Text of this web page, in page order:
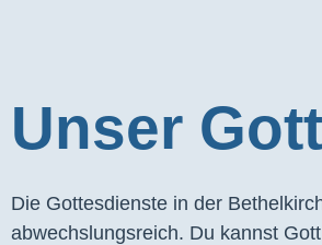
Unser
Die Gottesdienste in der
abwechslungsreich. Du kannst